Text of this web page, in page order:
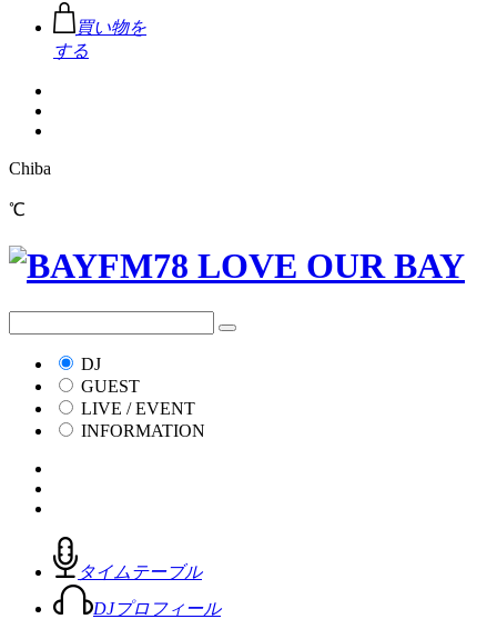
買い物を
する
Chiba
℃
DJ
GUEST
LIVE / EVENT
INFORMATION
タイムテーブル
DJプロフィール